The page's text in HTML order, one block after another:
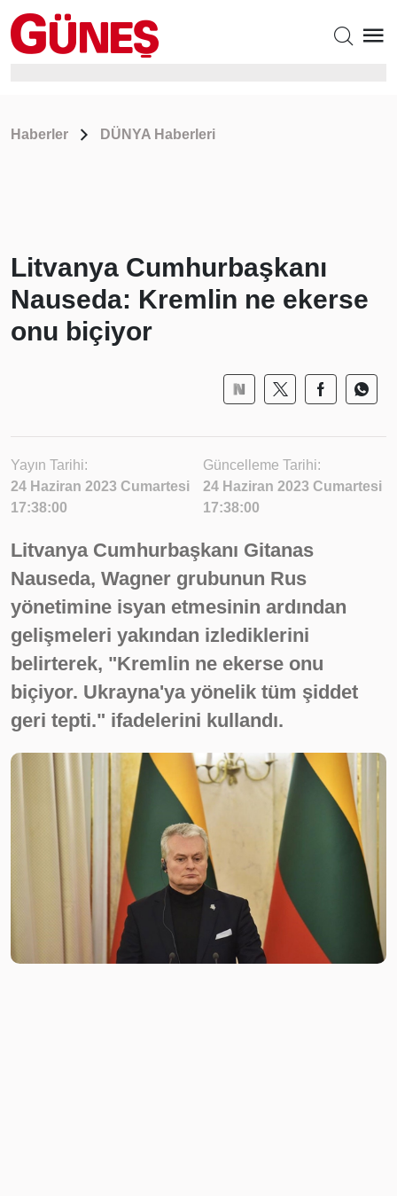
Haberler DÜNYA Haberleri
Litvanya Cumhurbaşkanı
Nauseda: Kremlin ne ekerse
onu biçiyor
Yayın Tarihi:
24 Haziran 2023 Cumartesi
17:38:00
Güncelleme Tarihi:
24 Haziran 2023 Cumartesi
17:38:00
Litvanya Cumhurbaşkanı Gitanas
Nauseda, Wagner grubunun Rus
yönetimine isyan etmesinin ardından
gelişmeleri yakından izlediklerini
belirterek, "Kremlin ne ekerse onu
biçiyor. Ukrayna'ya yönelik tüm şiddet
geri tepti." ifadelerini kullandı.